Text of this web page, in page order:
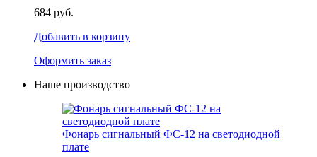
684 руб.
Добавить в корзину
Оформить заказ
Наше производство
Фонарь сигнальный ФС-12 на светодиодной
плате